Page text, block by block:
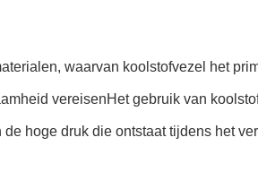
waarvan koolstofvezel het
vereisenHet gebruik van
hoge druk die ontstaat tijdens het